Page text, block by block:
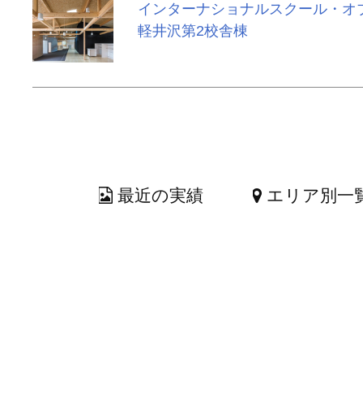
インターナショナルスクール・オ
軽井沢第2校舎棟
最近の実績 エリア別一